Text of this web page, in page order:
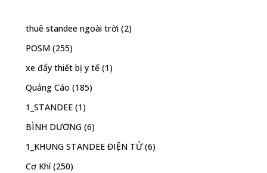
thuê standee ngoài trời (2)
POSM (255)
xe đẩy thiết bị y tế (1)
Quảng Cáo (185)
1_STANDEE (1)
BÌNH DƯƠNG (6)
1_KHUNG STANDEE ĐIỆN TỬ (6)
Cơ Khí (250)